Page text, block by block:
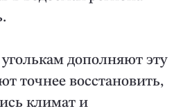
дополняют эту
точнее восстановить,
климат и